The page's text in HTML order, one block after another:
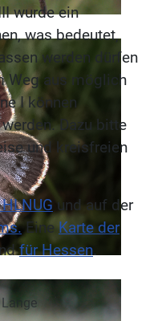
wurde ein
was bedeutet,
werden dürfen
Weg aus möglich
I können
Dazu bitte
und kreisfreien
und auf der
Eine Karte der
für Hessen.